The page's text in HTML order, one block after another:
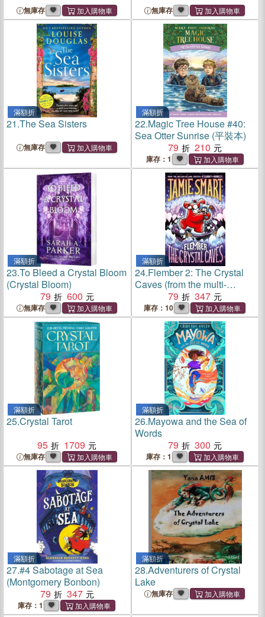
無庫存 無庫存
滿額折
21.The Sea Sisters
無庫存
滿額折
22.Magic Tree House #40:
Sea Otter Sunrise (平裝本)
79
210
庫存：1
滿額折
23.To Bleed a Crystal Bloom
(Crystal Bloom)
79
600
無庫存
滿額折
24.Flember 2: The Crystal
Caves (from the multi-
million-selling creative
genius Jamie Smart)
79 347
庫存：10
滿額折
25.Crystal Tarot
95
1709
無庫存
滿額折
26.Mayowa and the Sea of
Words
79
300
庫存：1
滿額折
27.#4 Sabotage at Sea
(Montgomery Bonbon)
79
347
庫存：1
滿額折
28.Adventurers of Crystal
Lake
無庫存